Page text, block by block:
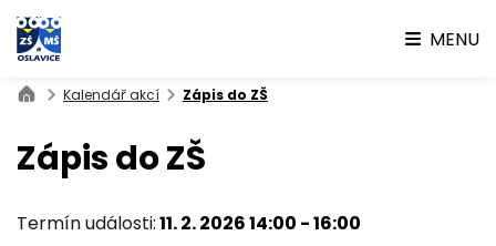
MENU
Kalendář akcí Zápis do ZŠ
Zápis do ZŠ
Termín události:11. 2. 2026 14:00 -16:00